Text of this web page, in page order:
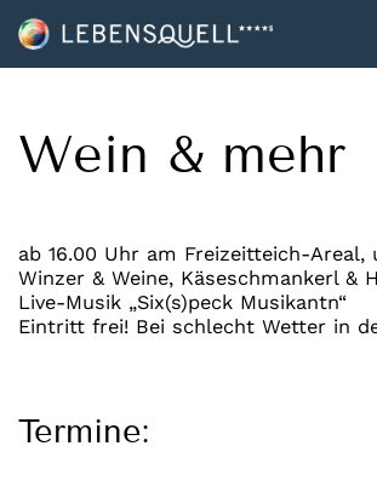
Wein & mehr
ab 16.00 Uhr am Freizeitteich-Areal,
Winzer & Weine, Käseschmankerl &
Live-Musik „Six(s)peck Musikantn“
Eintritt frei! Bei schlecht Wetter in
Termine: